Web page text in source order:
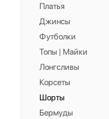
Платья
Джинсы
Футболки
Топы | Майки
Лонгсливы
Корсеты
Шорты
Бермуды